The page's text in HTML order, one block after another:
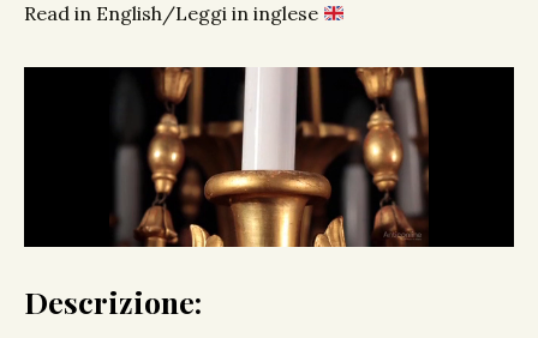
Read in English/Leggi in inglese
Descrizione: